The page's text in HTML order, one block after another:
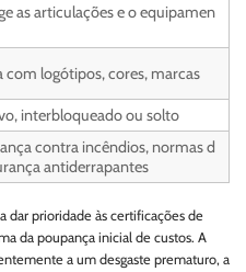
as articulações e o equipamen
com logótipos, cores, marcas
interbloqueado ou solto
contra incêndios, normas d
antiderrapantes
dar prioridade às certificações de
da poupança inicial de custos. A
a um desgaste prematuro, a